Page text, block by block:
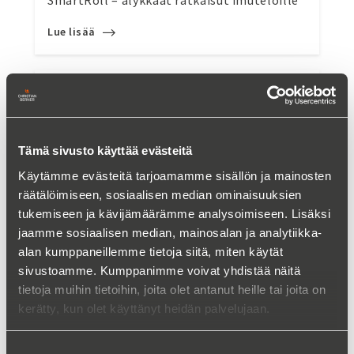
Tämä sivusto käyttää evästeitä
Käytämme evästeitä tarjoamamme sisällön ja mainosten
räätälöimiseen, sosiaalisen median ominaisuuksien
tukemiseen ja kävijämäärämme analysoimiseen. Lisäksi
jaamme sosiaalisen median, mainosalan ja analytiikka-
alan kumppaneillemme tietoja siitä, miten käytät
sivustoamme. Kumppanimme voivat yhdistää näitä
tietoja muihin tietoihin, joita olet antanut heille tai joita on
kerätty, kun olet käyttänyt heidän palvelujaan.
Lue lisää
SmartTable – älykkäät ratkaisut viiraosalle